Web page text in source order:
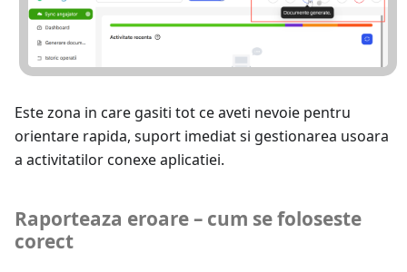
Este zona in care gasiti tot ce aveti nevoie pentru
orientare rapida, suport imediat si gestionarea usoara
a activitatilor conexe aplicatiei.
Raporteaza eroare – cum se foloseste
corect